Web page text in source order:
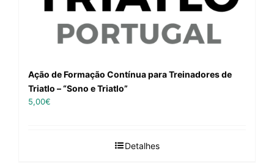
Ação de Formação Contínua para Treinadores de
Triatlo – “Sono e Triatlo”
5,00€
Detalhes